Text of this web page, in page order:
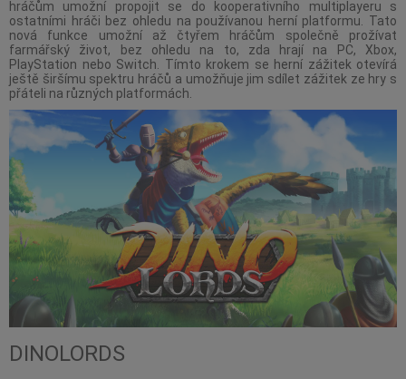
hráčům umožní propojit se do kooperativního multiplayeru s
ostatními hráči bez ohledu na používanou herní platformu. Tato
nová funkce umožní až čtyřem hráčům společně prožívat
farmářský život, bez ohledu na to, zda hrají na PC, Xbox,
PlayStation nebo Switch. Tímto krokem se herní zážitek otevírá
ještě širšímu spektru hráčů a umožňuje jim sdílet zážitek ze hry s
přáteli na různých platformách.
DINOLORDS